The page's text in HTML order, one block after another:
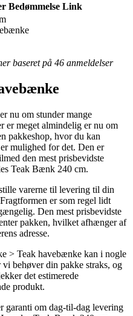
Bedømmelse Link
baseret på 46 anmeldelser
nu om stunder mange
er meget almindelig er nu om
pakkeshop, hvor du kan
mulighed for det. Den er
den mest prisbevidste
Teak Bænk 240 cm.
varerne til levering til din
er som regel lidt
Den mest prisbevidste
pakken, hvilket afhænger af
adresse.
> Teak havebænke kan i nogle
behøver din pakke straks, og
det estimerede
produkt.
garanti om dag-til-dag levering